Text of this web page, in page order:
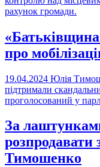
рахунок громади.
про
19.04.2024 Юлія
підтримали
проголосований у
За
Тимошенко